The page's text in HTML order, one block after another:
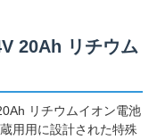
20Ah リチウム
リチウムイオン電池
用用に設計された特殊